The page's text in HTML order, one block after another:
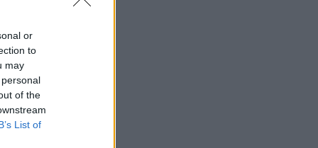
or
to
may
of the
List of